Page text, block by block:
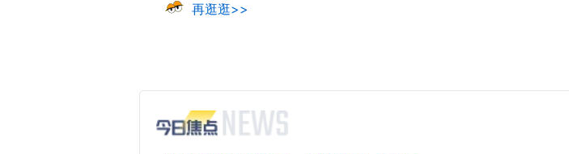
再逛逛>>